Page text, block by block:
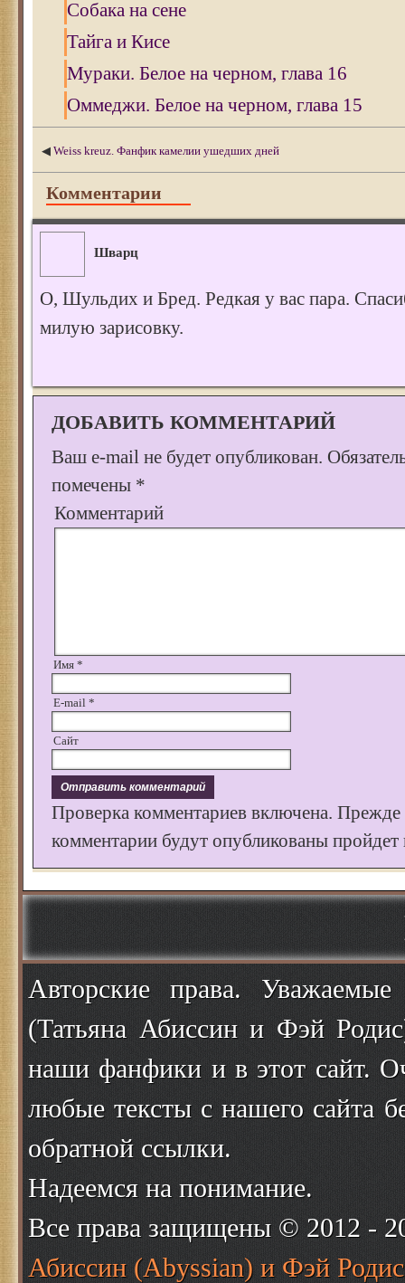
Собака на сене
Тайга и Кисе
Мураки. Белое на черном, глава 16
Оммеджи. Белое на черном, глава 15
◀ Weiss kreuz. Фанфик камелии ушедших дней
Комментарии
Шварц
О, Шульдих и Бред. Редкая у вас пара.
милую зарисовку.
ДОБАВИТЬ КОММЕНТАРИЙ
Ваш e-mail не будет опубликован.
помечены *
Комментарий
Имя *
E-mail *
Сайт
Проверка комментариев включена.
комментарии будут опубликованы пройдет
Авторские права.
(Татьяна Абиссин и Фэй
наши фанфики и в этот сайт.
любые тексты с нашего сайта
обратной ссылки.
Надеемся на понимание.
Все права защищены © 2012 -
Абиссин (Abyssian) и Фэй